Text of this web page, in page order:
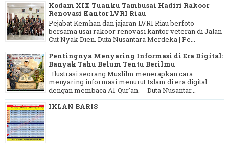
Kodam XIX Tuanku Tambusai Hadiri Rakoor
Renovasi Kantor LVRI Riau
Pejabat Kemhan dan jajaran LVRI Riau berfoto
bersama usai rakoor renovasi kantor veteran di Jalan
Cut Nyak Dien. Duta Nusantara Merdeka | Pe...
Pentingnya Menyaring Informasi di Era Digital:
Banyak Tahu Belum Tentu Berilmu
. Ilustrasi seorang Muslilm menerapkan cara
menyaring informasi menurut Islam di era digital
dengan membaca Al-Qur'an. Duta Nusantar...
IKLAN BARIS